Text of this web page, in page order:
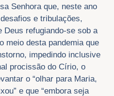
Senhora que, neste ano
e tribulações,
Deus refugiando-se sob a
meio desta pandemia que
impedindo inclusive
procissão do Círio, o
o “olhar para Maria,
e que “embora seja